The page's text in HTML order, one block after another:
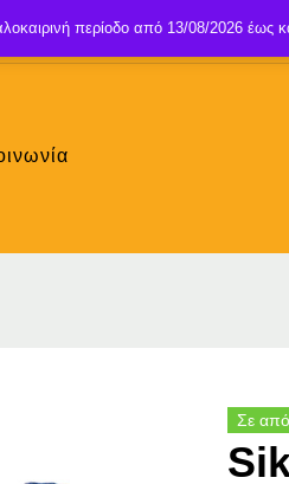
Σε
περίοδο από 13/08/2026 έως